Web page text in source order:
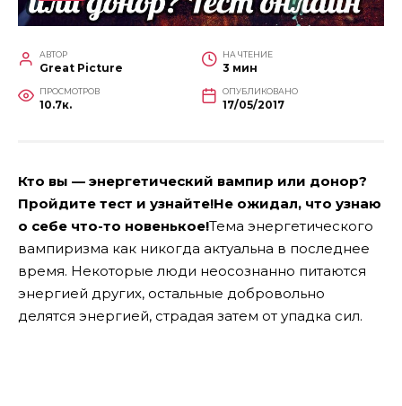
АВТОР
Great Picture
НА ЧТЕНИЕ
3 мин
ПРОСМОТРОВ
10.7к.
ОПУБЛИКОВАНО
17/05/2017
Кто вы — энергетический вампир или донор?
Пройдите тест и узнайте!Не ожидал, что узнаю
о себе что-то новенькое!Тема энергетического
вампиризма как никогда актуальна в последнее
время. Некоторые люди неосознанно питаются
энергией других, остальные добровольно
делятся энергией, страдая затем от упадка сил.